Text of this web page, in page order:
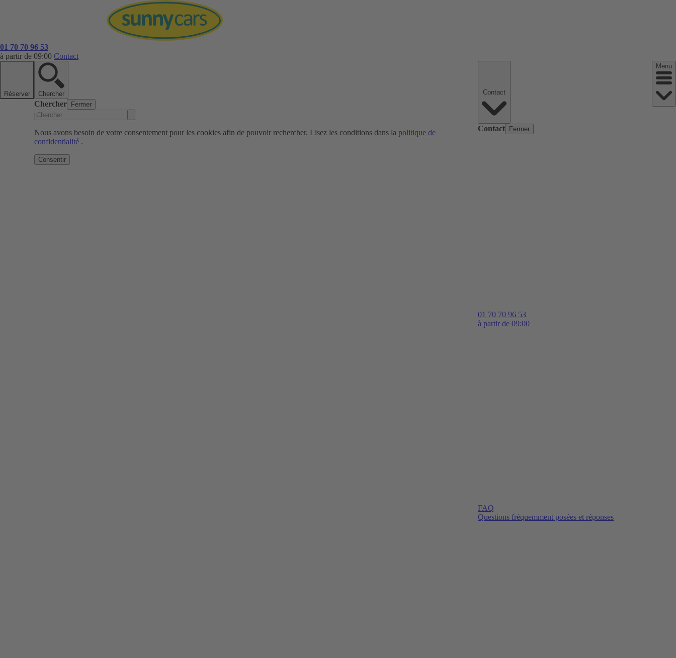
01 70 70 96 53
à partir de 09:00 Contact
Réserver Chercher
Chercher Fermer
Nous avons besoin de votre consentement pour les cookies afin de pouvoir rechercher. Lisez les conditions dans la politique de
confidentialité .
Consentir
Contact Fermer
01 70 70 96 53
à partir de 09:00
FAQ
Questions fréquemment posées et réponses
Menu